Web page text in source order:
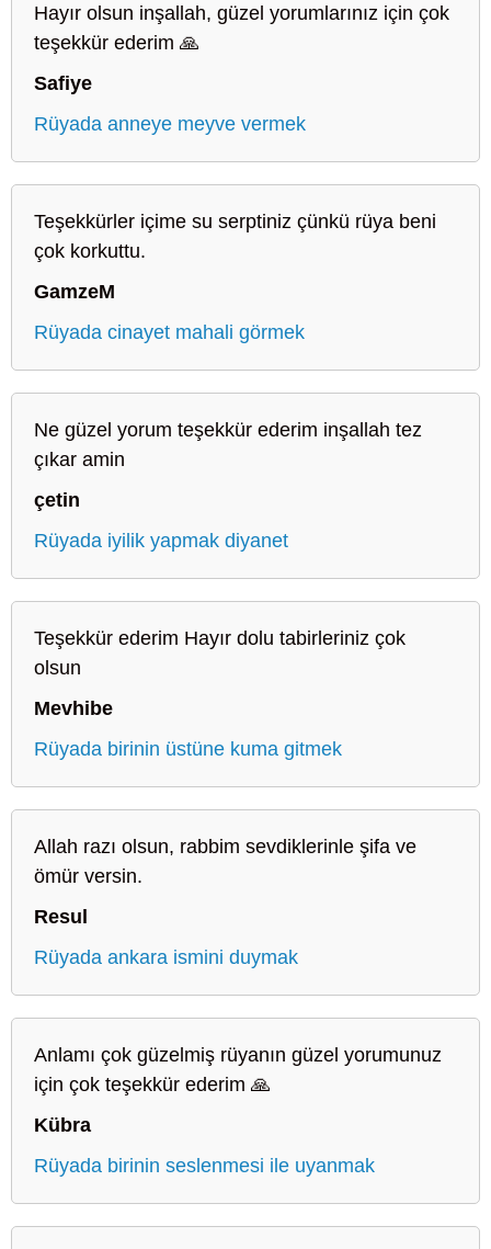
Hayır olsun inşallah, güzel yorumlarınız için çok
teşekkür ederim 🙏
Safiye
Rüyada anneye meyve vermek
Teşekkürler içime su serptiniz çünkü rüya beni
çok korkuttu.
GamzeM
Rüyada cinayet mahali görmek
Ne güzel yorum teşekkür ederim inşallah tez
çıkar amin
çetin
Rüyada iyilik yapmak diyanet
Teşekkür ederim Hayır dolu tabirleriniz çok
olsun
Mevhibe
Rüyada birinin üstüne kuma gitmek
Allah razı olsun, rabbim sevdiklerinle şifa ve
ömür versin.
Resul
Rüyada ankara ismini duymak
Anlamı çok güzelmiş rüyanın güzel yorumunuz
için çok teşekkür ederim 🙏
Kübra
Rüyada birinin seslenmesi ile uyanmak